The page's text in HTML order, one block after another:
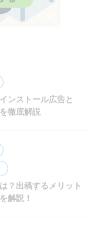
ンストール広告と
徹底解説
？出稿するメリット
解説！